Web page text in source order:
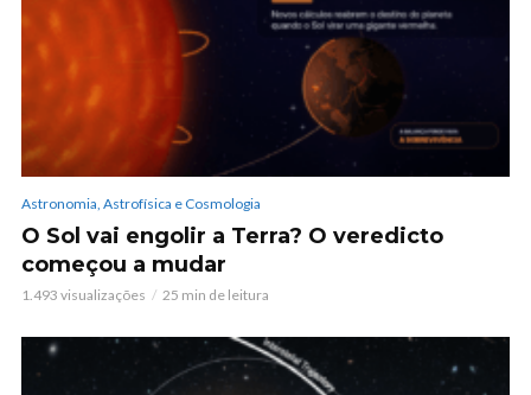
Astronomia, Astrofísica e Cosmologia
O Sol vai engolir a Terra? O veredicto
começou a mudar
1.493 visualizações 25 min de leitura